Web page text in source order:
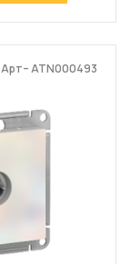
Арт– ATN000493